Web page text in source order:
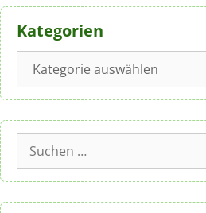
Kategorien
Kategorien
Suchen
nach: